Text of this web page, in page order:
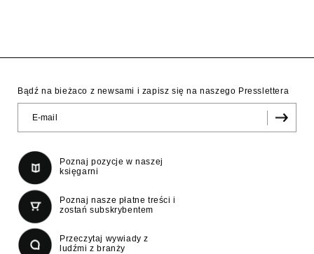
Bądź na bieżaco z newsami i zapisz się na naszego Presslettera
Poznaj pozycje w naszej
księgarni
Poznaj nasze płatne treści i
zostań subskrybentem
Przeczytaj wywiady z
ludźmi z branży